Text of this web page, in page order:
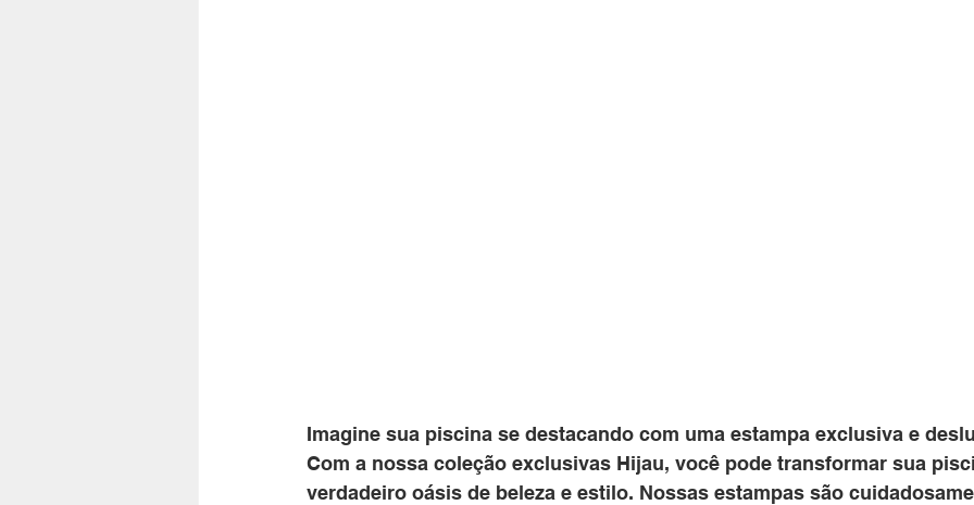
Imagine sua piscina se destacando com uma estampa exclusiva e
Com a nossa coleção exclusivas Hijau, você pode transformar sua
verdadeiro oásis de beleza e estilo. Nossas estampas são